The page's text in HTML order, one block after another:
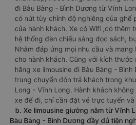
đi Bàu Bàng - Bình Dương từ Vĩnh
có nút tùy chỉnh độ nghiêng của ghế
của hành khách. Xe có Wifi ,có thêm
hệ thống đèn chiếu sáng đọc sách,
Nhằm đáp ứng mọi nhu cầu và mang
cho hành khách. Cũng với kích thước
hãng xe limousine đi Bàu Bàng -
trung chuyển đón trả khách trong
Long - Vĩnh Long. Hành khách
xe để đi, chỉ cần đặt vé trực tuyến
b. Xe limousine giường nằm từ Vĩnh
Bàu Bàng - Bình Dương đầy đủ tiện